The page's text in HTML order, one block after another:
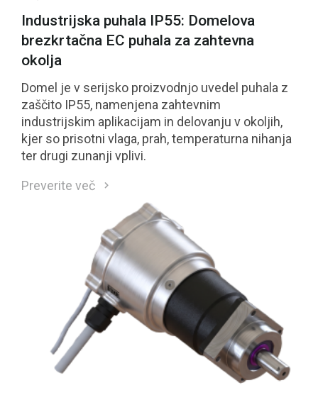
Industrijska puhala IP55: Domelova
brezkrtačna EC puhala za zahtevna
okolja
Domel je v serijsko proizvodnjo uvedel puhala z
zaščito IP55, namenjena zahtevnim
industrijskim aplikacijam in delovanju v okoljih,
kjer so prisotni vlaga, prah, temperaturna nihanja
ter drugi zunanji vplivi.
Preverite več